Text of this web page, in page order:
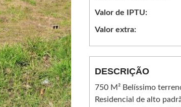
Valor de IPTU:
Valor extra:
DESCRIÇÃO
750 M² Belíssimo
Residencial de alto